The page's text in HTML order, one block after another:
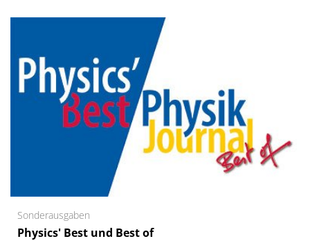
Sonderausgaben
Physics' Best und Best of